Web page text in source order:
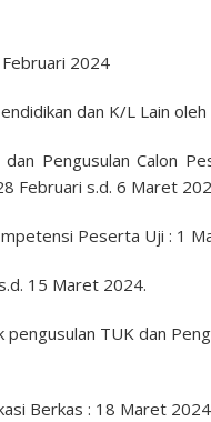
2024
dan K/L Lain
Pengusulan Calon
Februari s.d. 6 Maret
Peserta Uji : 1
15 Maret 2024.
pengusulan TUK dan
Berkas : 18 Maret